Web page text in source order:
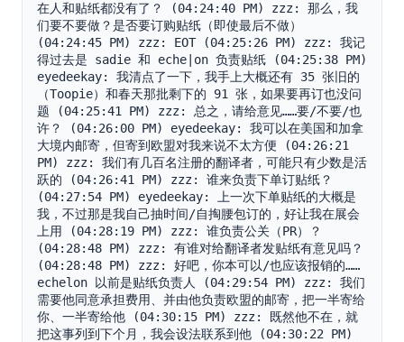
在人和贴纸都没有了？ (04:24:40 PM) zzz: 那么，我
们要不要做？是否要订购贴纸（即使最后不做）
(04:24:45 PM) zzz: EOT (04:25:26 PM) zzz: 我记
得过去是 sadie 和 eche|on 负责贴纸 (04:25:38 PM)
eyedeekay: 我清点了一下，我手上大概还有 35 张旧的
（Toopie）和春天那批剩下的 91 张，如果要再订也没问
题 (04:25:41 PM) zzz: 总之，请给意见……要/不要/也
许？ (04:26:00 PM) eyedeekay: 我可以在美国和加拿
大境内邮寄，但寄到欧盟对我来说不太方便 (04:26:21
PM) zzz: 我们有几百名注册的翻译者，可能只有少数是活
跃的 (04:26:41 PM) zzz: 谁来负责下单订贴纸？
(04:27:54 PM) eyedeekay: 上一次下单贴纸的大概是
我，不过那是我自己抽时间/自掏腰包订的，好让我在展会
上用 (04:28:19 PM) zzz: 谁负责公关（PR）？
(04:28:48 PM) zzz: 有谁对给翻译者发贴纸有意见吗？
(04:28:48 PM) zzz: 好吧，你本可以/也应该报销的……
echelon 以前是贴纸负责人 (04:29:54 PM) zzz: 我们
需要他同意承担费用、并由他负责欧盟的邮寄，把一半寄给
你、一半寄给他 (04:30:15 PM) zzz: 既然他不在，就
把这事列到下个月，我会设法联系到他 (04:30:22 PM)